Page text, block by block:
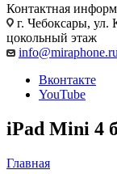
Контактная
г. Чебоксары, ул.
цокольный этаж
info@miraphone.ru
Вконтакте
YouTube
iPad Mini 4
Главная